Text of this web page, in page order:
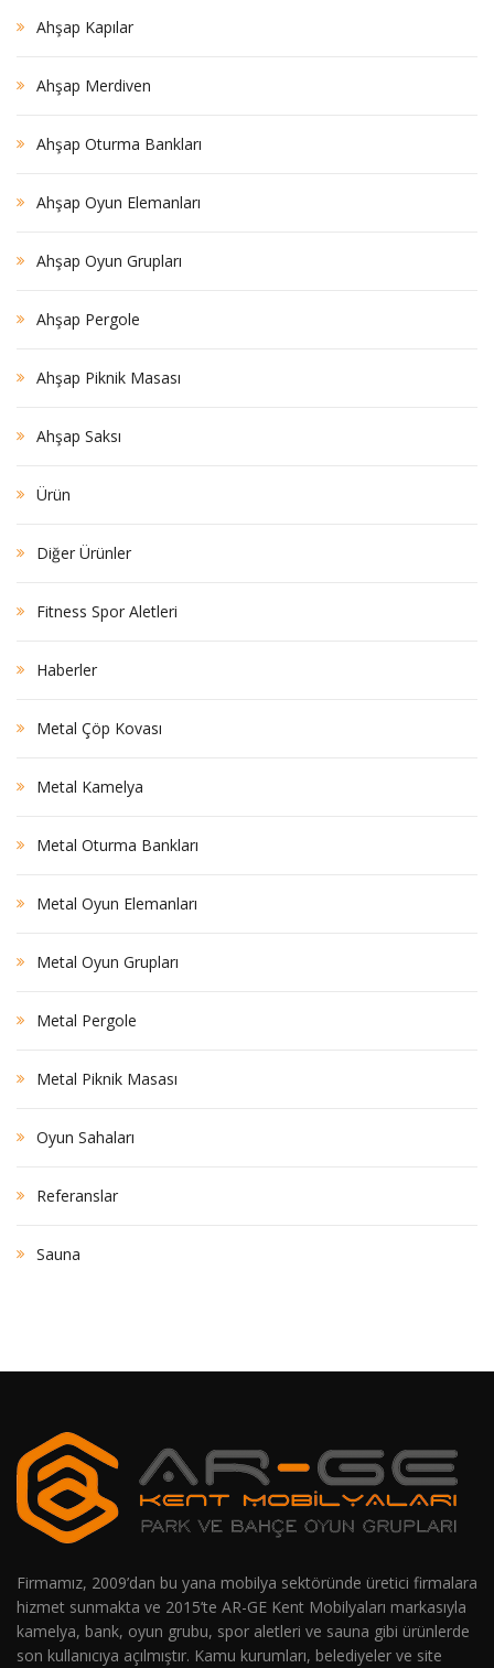
Ahşap Kapılar
Ahşap Merdiven
Ahşap Oturma Bankları
Ahşap Oyun Elemanları
Ahşap Oyun Grupları
Ahşap Pergole
Ahşap Piknik Masası
Ahşap Saksı
Ürün
Diğer Ürünler
Fitness Spor Aletleri
Haberler
Metal Çöp Kovası
Metal Kamelya
Metal Oturma Bankları
Metal Oyun Elemanları
Metal Oyun Grupları
Metal Pergole
Metal Piknik Masası
Oyun Sahaları
Referanslar
Sauna
Firmamız, 2009’dan bu yana mobilya sektöründe üretici firmalara
hizmet sunmakta ve 2015’te AR-GE Kent Mobilyaları markasıyla
kamelya, bank, oyun grubu, spor aletleri ve sauna gibi ürünlerde
son kullanıcıya açılmıştır. Kamu kurumları, belediyeler ve site